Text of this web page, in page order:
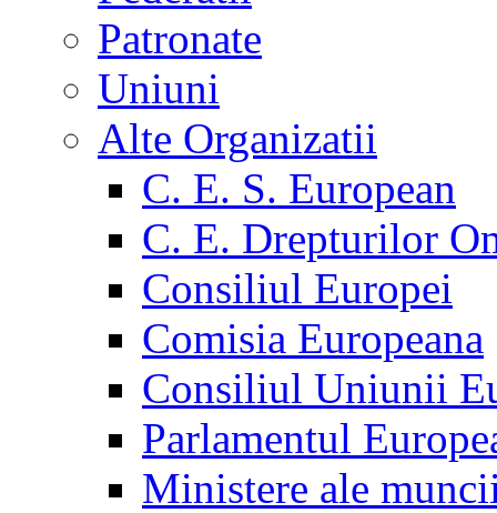
Patronate
Uniuni
Alte Organizatii
C. E. S. European
C. E. Drepturilor
Consiliul Europei
Comisia Europeana
Consiliul Uniunii
Parlamentul
Ministere ale